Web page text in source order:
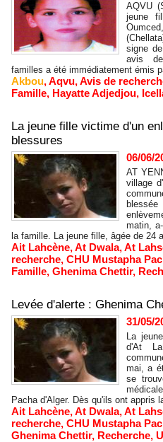
AQVU
jeune
signe
avis
familles a été immédiatement émis
Akbou,Aqvu,Avis de
Famille, Hayatte Adjedjou,
La jeune fille victime d'un
blessures
06/06/
AT
village
matin,
la famille. La jeune fille, âgée de 24
Ait Lahcène,At Dwala,At
recherche, CHU Mustapha
Famille, Ghenima Chettir,
Levée d'alerte : Ghenima
31/05/
La
d'At
mai, a
se
Pacha d'Alger. Dès qu'ils ont appris
Ait Lahcène,At Dwala,At
recherche, CHU Mustapha
Ghenima Chettir, Recherche,